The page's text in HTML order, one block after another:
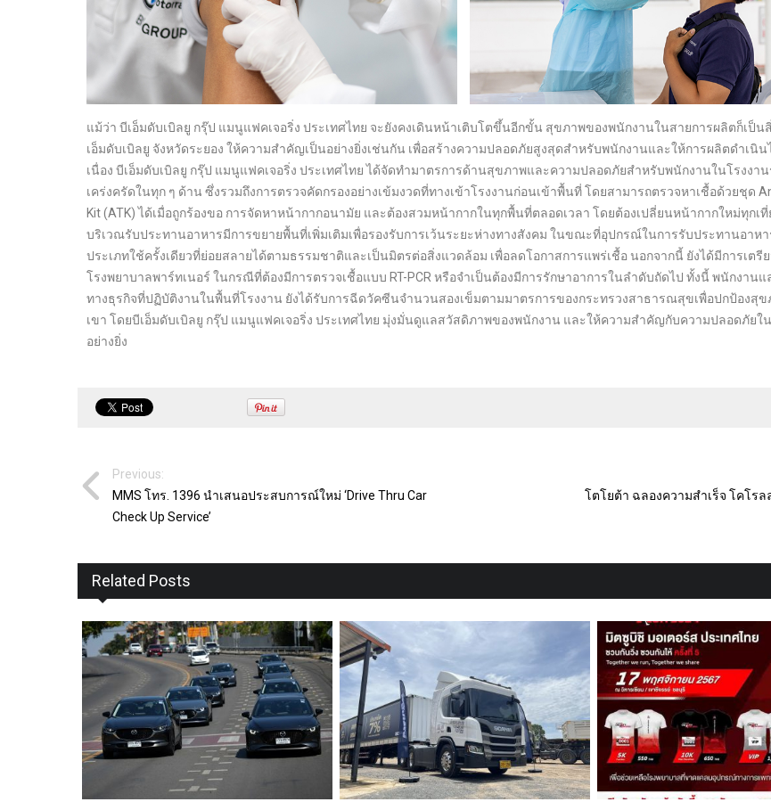
แม้ว่า บีเอ็มดับเบิลยู กรุ๊ป แมนูแฟคเจอริ่ง ประเทศไทย จะยังคงเดินหน้าเติบโตขึ้นอีกขั้น สุขภาพของพนักงานในสายการผลิตก็เป็น
เอ็มดับเบิลยู จังหวัดระยอง ให้ความสำคัญเป็นอย่างยิ่งเช่นกัน เพื่อสร้างความปลอดภัยสูงสุดสำหรับพนักงานและให้การผลิตดำเนิน
เนื่อง บีเอ็มดับเบิลยู กรุ๊ป แมนูแฟคเจอริ่ง ประเทศไทย ได้จัดทำมาตรการด้านสุขภาพและความปลอดภัยสำหรับพนักงานในโรงงาน
เคร่งครัดในทุก ๆ ด้าน ซึ่งรวมถึงการตรวจคัดกรองอย่างเข้มงวดที่ทางเข้าโรงงานก่อนเข้าพื้นที่ โดยสามารถตรวจหาเชื้อด้วยชุด
Kit (ATK) ได้เมื่อถูกร้องขอ การจัดหาหน้ากากอนามัย และต้องสวมหน้ากากในทุกพื้นที่ตลอดเวลา โดยต้องเปลี่ยนหน้ากากใหม่ทุกเ
บริเวณรับประทานอาหารมีการขยายพื้นที่เพิ่มเติมเพื่อรองรับการเว้นระยะห่างทางสังคม ในขณะที่อุปกรณ์ในการรับประทานอาหา
ประเภทใช้ครั้งเดียวที่ย่อยสลายได้ตามธรรมชาติและเป็นมิตรต่อสิ่งแวดล้อม เพื่อลดโอกาสการแพร่เชื้อ นอกจากนี้ ยังได้มีการเตรี
โรงพยาบาลพาร์ทเนอร์ ในกรณีที่ต้องมีการตรวจเชื้อแบบ RT-PCR หรือจำเป็นต้องมีการรักษาอาการในลำดับถัดไป ทั้งนี้ พนักงานแ
ทางธุรกิจที่ปฏิบัติงานในพื้นที่โรงงาน ยังได้รับการฉีดวัคซีนจำนวนสองเข็มตามมาตรการของกระทรวงสาธารณสุขเพื่อปกป้องสุ
เขา โดยบีเอ็มดับเบิลยู กรุ๊ป แมนูแฟคเจอริ่ง ประเทศไทย มุ่งมั่นดูแลสวัสดิภาพของพนักงาน และให้ความสำคัญกับความปลอดภัยใ
อย่างยิ่ง
Previous:
MMS โทร. 1396 นำเสนอประสบการณ์ใหม่ ‘Drive Thru Car
Check Up Service’
โตโยต้า ฉลองความสำเร็จ โคโรล
Related Posts